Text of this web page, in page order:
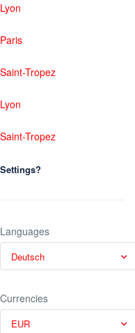
Lyon
Paris
Saint-Tropez
Lyon
Saint-Tropez
Settings?
Languages
Deutsch
Currencies
EUR